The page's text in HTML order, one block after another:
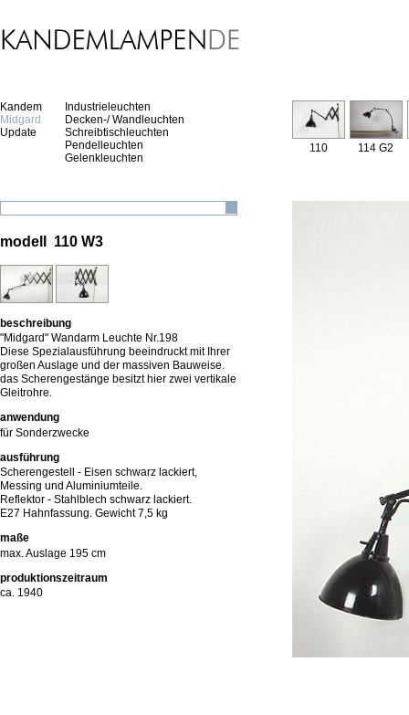
Kandem
Midgard
Update
Industrieleuchten
Decken-/ Wandleuchten
Schreibtischleuchten
Pendelleuchten
Gelenkleuchten
modell 110 W3
beschreibung
"Midgard" Wandarm Leuchte Nr.198
Diese Spezialausführung beeindruckt mit Ihrer
großen Auslage und der massiven Bauweise.
das Scherengestänge besitzt hier zwei vertikale
Gleitrohre.
anwendung
für Sonderzwecke
ausführung
Scherengestell - Eisen schwarz lackiert,
Messing und Aluminiumteile.
Reflektor - Stahlblech schwarz lackiert.
E27 Hahnfassung. Gewicht 7,5 kg
maße
max. Auslage 195 cm
produktionszeitraum
ca. 1940
110 114 G2